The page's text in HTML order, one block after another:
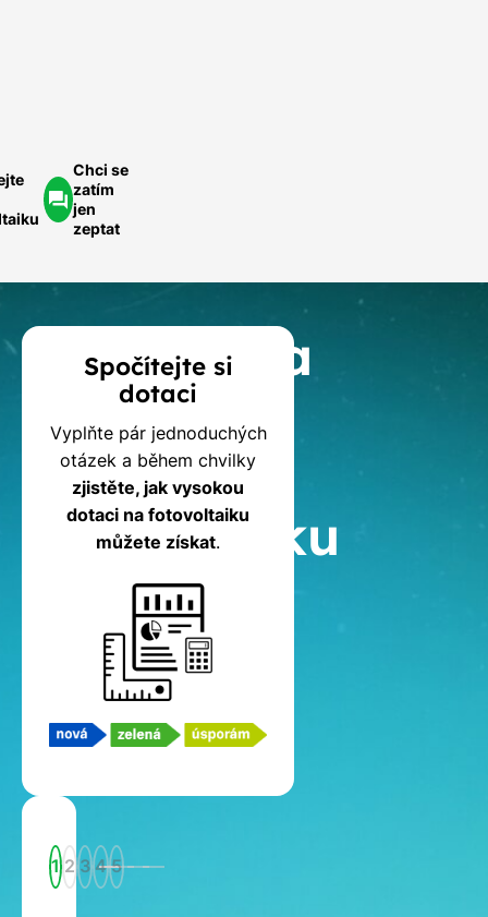
Chci se
zatím
jen
zeptat
Kalkulačka
dotací
na
fotovoltaiku
Spočítejte si
dotaci
Vyplňte pár jednoduchých
otázek a během chvilky
zjistěte, jak vysokou
dotaci na fotovoltaiku
můžete získat.
1 2 3 4 5